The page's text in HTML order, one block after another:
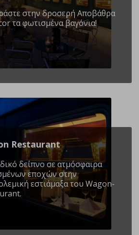
στην δροσερή Αποβάθρα
τα φωτισμένα βαγόνια!
Restaurant
δείπνο σε ατμόσφαιρα
εποχών στην
εστιάμαξα του Wagon-